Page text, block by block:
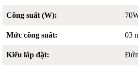
Công suất (W):
Mức công suất: 03
Kiểu lắp đặt: